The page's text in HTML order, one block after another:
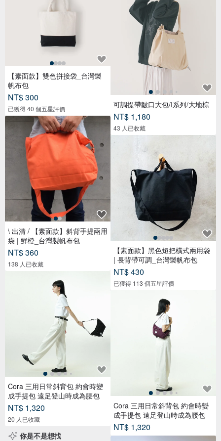
【素面款】雙色拼接袋_台灣製
帆布包
NT$ 300
已獲得 40 個五星評價
\ 出清 / 【素面款】斜背手提兩用
袋 | 鮮橙_台灣製帆布包
NT$ 360
138 人已收藏
Cora 三用日常斜背包 約會時變
成手提包 遠足登山時成為腰包
NT$ 1,320
20 人已收藏
你是不是想找
可調提帶皺口大包/I系列/大地棕
NT$ 1,180
43 人已收藏
【素面款】黑色短把橫式兩用袋
| 長背帶可調_台灣製帆布包
NT$ 430
已獲得 113 個五星評價
Cora 三用日常斜背包 約會時變
成手提包 遠足登山時成為腰包
NT$ 1,320